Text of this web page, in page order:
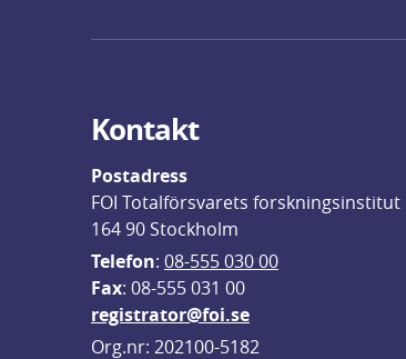
Kontakt
Postadress
FOI Totalförsvarets forskningsinstitut
164 90 Stockholm
Telefon: 08-555 030 00
Fax: 08-555 031 00
registrator@foi.se
Org.nr: 202100-5182